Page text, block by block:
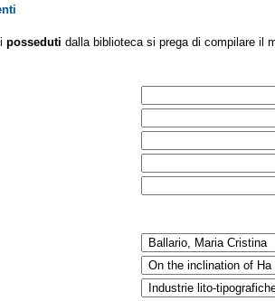
posseduti dalla biblioteca si prega di compilare il